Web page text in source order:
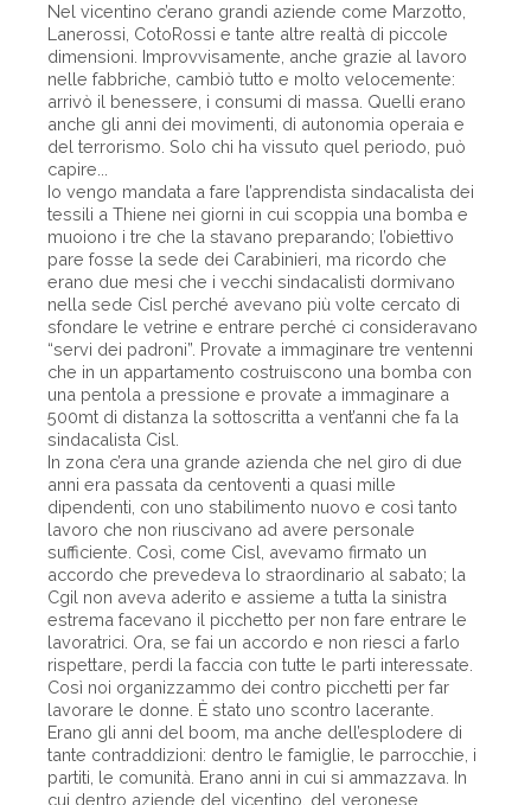
Nel vicentino c’erano grandi aziende come Marzotto,
Lanerossi, CotoRossi e tante altre realtà di piccole
dimensioni. Improvvisamente, anche grazie al lavoro
nelle fabbriche, cambiò tutto e molto velocemente:
arrivò il benessere, i consumi di massa. Quelli erano
anche gli anni dei movimenti, di autonomia operaia e
del terrorismo. Solo chi ha vissuto quel periodo, può
capire...
Io vengo mandata a fare l’apprendista sindacalista dei
tessili a Thiene nei giorni in cui scoppia una bomba e
muoiono i tre che la stavano preparando; l’obiettivo
pare fosse la sede dei Carabinieri, ma ricordo che
erano due mesi che i vecchi sindacalisti dormivano
nella sede Cisl perché avevano più volte cercato di
sfondare le vetrine e entrare perché ci consideravano
“servi dei padroni”. Provate a immaginare tre ventenni
che in un appartamento costruiscono una bomba con
una pentola a pressione e provate a immaginare a
500mt di distanza la sottoscritta a vent’anni che fa la
sindacalista Cisl.
In zona c’era una grande azienda che nel giro di due
anni era passata da centoventi a quasi mille
dipendenti, con uno stabilimento nuovo e così tanto
lavoro che non riuscivano ad avere personale
sufficiente. Così, come Cisl, avevamo firmato un
accordo che prevedeva lo straordinario al sabato; la
Cgil non aveva aderito e assieme a tutta la sinistra
estrema facevano il picchetto per non fare entrare le
lavoratrici. Ora, se fai un accordo e non riesci a farlo
rispettare, perdi la faccia con tutte le parti interessate.
Così noi organizzammo dei contro picchetti per far
lavorare le donne. È stato uno scontro lacerante.
Erano gli anni del boom, ma anche dell’esplodere di
tante contraddizioni: dentro le famiglie, le parrocchie, i
partiti, le comunità. Erano anni in cui si ammazzava. In
cui dentro aziende del vicentino, del veronese